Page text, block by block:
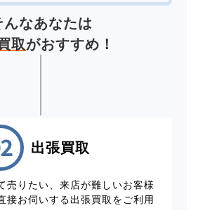
んなあなたは
取がおすすめ！
出張買取
売りたい、来店が難しいお客様
接お伺いする出張買取をご利用